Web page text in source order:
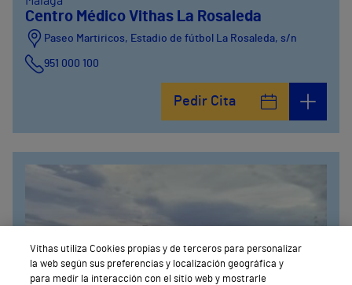
Centro Médico Vithas La Rosaleda
Paseo Martiricos, Estadio de fútbol La Rosaleda, s/n
951 000 100
Pedir Cita
Vithas utiliza Cookies propias y de terceros para personalizar
la web según sus preferencias y localización geográfica y
para medir la interacción con el sitio web y mostrarle